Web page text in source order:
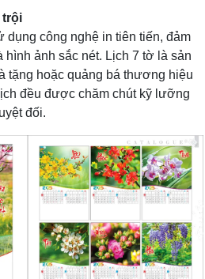
trội
dụng công nghệ in tiên tiến, đảm
hình ảnh sắc nét. Lịch 7 tờ là sản
tặng hoặc quảng bá thương hiệu
đều được chăm chút kỹ lưỡng
đối.